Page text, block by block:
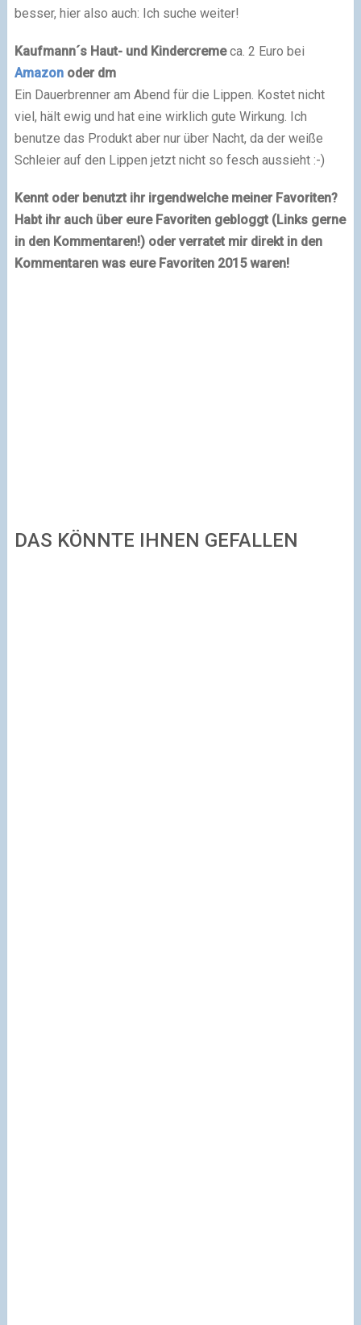
besser, hier also auch: Ich suche weiter!
Kaufmann´s Haut- und Kindercremeca. 2 Euro bei
Amazonoder dm
Ein Dauerbrenner am Abend für die Lippen. Kostet nicht
viel, hält ewig und hat eine wirklich gute Wirkung. Ich
benutze das Produkt aber nur über Nacht, da der weiße
Schleier auf den Lippen jetzt nicht so fesch aussieht :-)
Kennt oder benutzt ihr irgendwelche meiner Favoriten?
Habt ihr auch über eure Favoriten gebloggt (Links gerne
in den Kommentaren!) oder verratet mir direkt in den
Kommentaren was eure Favoriten 2015 waren!
DAS KÖNNTE IHNEN GEFALLEN